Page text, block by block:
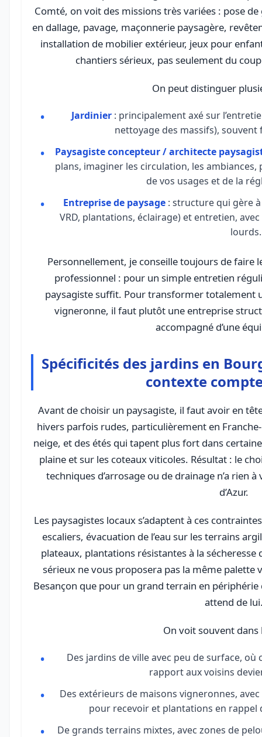
Comté, on voit des missions très variées : pose
en dallage, pavage, maçonnerie paysagère,
installation de mobilier extérieur, jeux pour
chantiers sérieux, pas seulement du
On peut distinguer
Jardinier : principalement axé sur
nettoyage des massifs), souvent
Paysagiste concepteur / architecte
plans, imaginer les circulation, les
de vos usages et de la
Entreprise de paysage: structure qui gère
VRD, plantations, éclairage) et entretien,
lourds.
Personnellement, je conseille toujours de faire
professionnel : pour un simple entretien
paysagiste suffit. Pour transformer totalement
vigneronne, il faut plutôt une entreprise
accompagné d’une
Spécificités des jardins en
contexte
Avant de choisir un paysagiste, il faut avoir en
hivers parfois rudes, particulièrement en
neige, et des étés qui tapent plus fort dans
plaine et sur les coteaux viticoles. Résultat : le
techniques d’arrosage ou de drainage n’a rien
d’Azur.
Les paysagistes locaux s’adaptent à ces
escaliers, évacuation de l’eau sur les terrains
plateaux, plantations résistantes à la
sérieux ne vous proposera pas la même palette
Besançon que pour un grand terrain en périphérie
attend de
On voit souvent dans
Des jardins de ville avec peu de surface,
rapport aux voisins
Des extérieurs de maisons vigneronnes,
pour recevoir et plantations en rappel
De grands terrains mixtes, avec zones de